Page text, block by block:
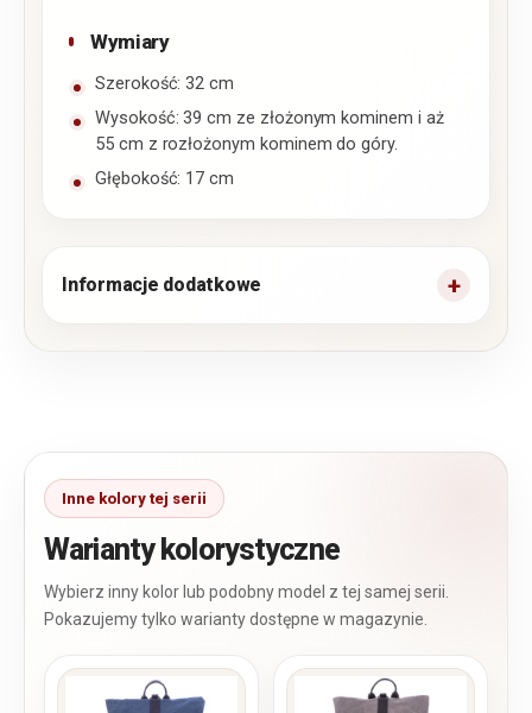
Wymiary
Szerokość: 32 cm
Wysokość: 39 cm ze złożonym kominem i aż
55 cm z rozłożonym kominem do góry.
Głębokość: 17 cm
Informacje dodatkowe
Warianty kolorystyczne